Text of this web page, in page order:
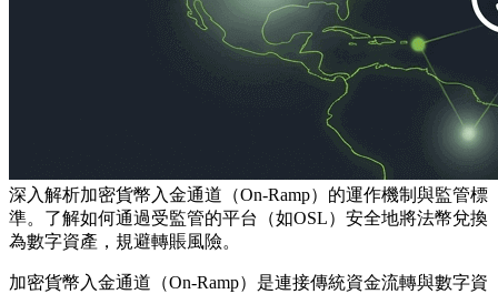
深入解析加密貨幣入金通道（On-Ramp）的運作機制與監管標
準。了解如何通過受監管的平台（如OSL）安全地將法幣兌換
為數字資產，規避轉賬風險。
加密貨幣入金通道（On-Ramp）是連接傳統資金流轉與數字資